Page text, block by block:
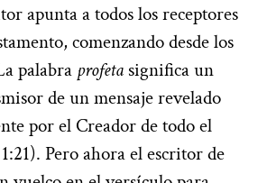
apunta a todos los receptores
comenzando desde los
palabra profeta significa un
de un mensaje revelado
por el Creador de todo el
Pero ahora el escritor de